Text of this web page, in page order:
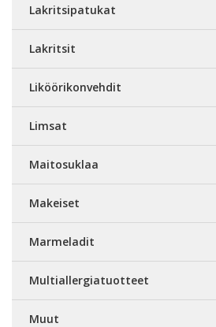
Lakritsipatukat
Lakritsit
Liköörikonvehdit
Limsat
Maitosuklaa
Makeiset
Marmeladit
Multiallergiatuotteet
Muut